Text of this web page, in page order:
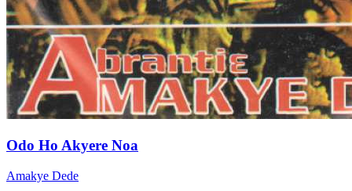
Odo Ho Akyere Noa
Amakye Dede